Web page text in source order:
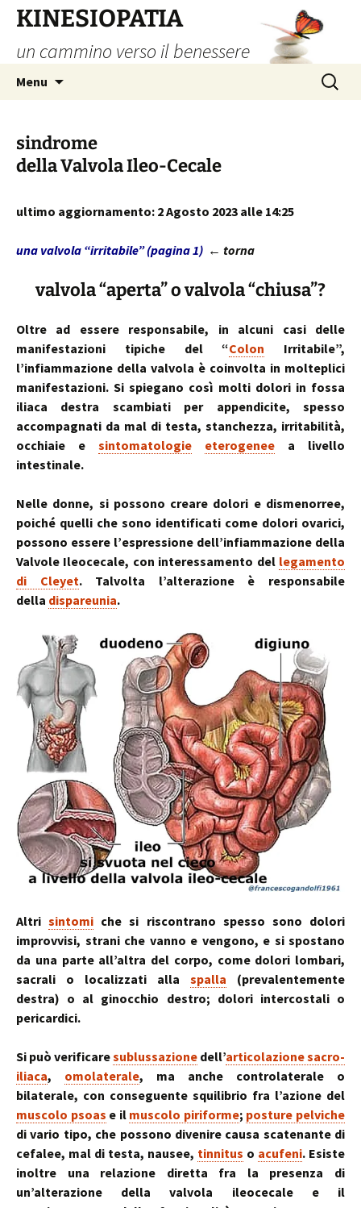
contenuto
KINESIOPATIA
un cammino verso il benessere
Menu
Ricerca
per:
sindrome
della Valvola Ileo-Cecale
ultimo aggiornamento: 2 Agosto 2023 alle 14:25
una valvola “irritabile” (pagina 1) ← torna
valvola “aperta” o valvola “chiusa”?
Oltre ad essere responsabile, in alcuni casi delle
manifestazioni tipiche del “Colon Irritabile”,
l’infiammazione della valvola è coinvolta in molteplici
manifestazioni. Si spiegano così molti dolori in fossa
iliaca destra scambiati per appendicite, spesso
accompagnati da mal di testa, stanchezza, irritabilità,
occhiaie e sintomatologie eterogenee a livello
intestinale.
Nelle donne, si possono creare dolori e dismenorree,
poiché quelli che sono identificati come dolori ovarici,
possono essere l’espressione dell’infiammazione della
Valvole Ileocecale, con interessamento del legamento
di Cleyet. Talvolta l’alterazione è responsabile
della dispareunia.
Altrisintomi che si riscontrano spesso sono dolori
improvvisi, strani che vanno e vengono, e si spostano
da una parte all’altra del corpo, come dolori lombari,
sacrali o localizzati alla spalla (prevalentemente
destra) o al ginocchio destro; dolori intercostali o
pericardici.
Si può verificaresublussazione dell’articolazione sacro-
iliaca, omolaterale, ma anche controlaterale o
bilaterale, con conseguente squilibrio fra l’azione del
muscolo psoas e il muscolo piriforme; posture pelviche
di vario tipo, che possono divenire causa scatenante di
cefalee, mal di testa, nausee, tinnitus o acufeni. Esiste
inoltre una relazione diretta fra la presenza di
un’alterazione della valvola ileocecale e il